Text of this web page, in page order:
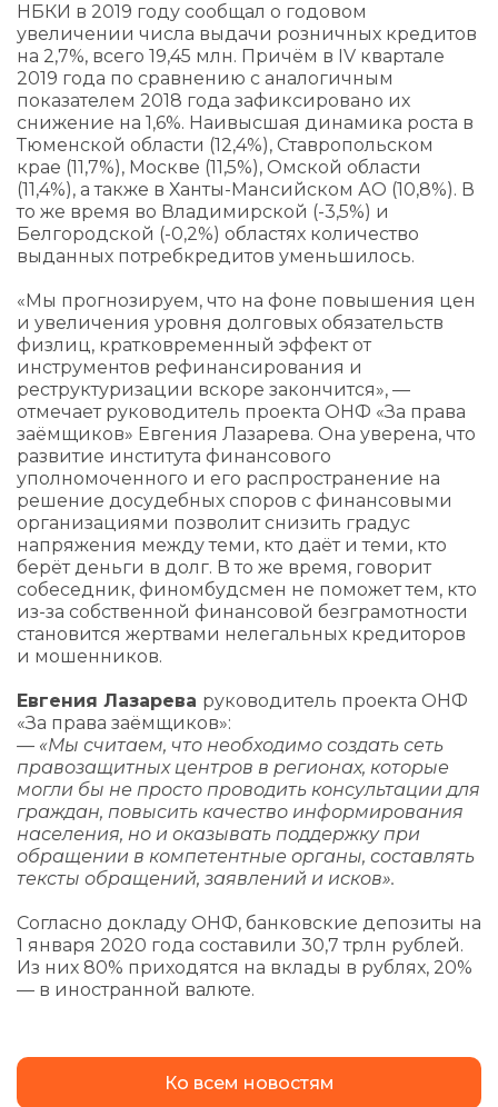
НБКИ в 2019 году сообщал о годовом
увеличении числа выдачи розничных кредитов
на 2,7%, всего 19,45 млн. Причём в IV квартале
2019 года по сравнению с аналогичным
показателем 2018 года зафиксировано их
снижение на 1,6%. Наивысшая динамика роста в
Тюменской области (12,4%), Ставропольском
крае (11,7%), Москве (11,5%), Омской области
(11,4%), а также в Ханты-Мансийском АО (10,8%). В
то же время во Владимирской (-3,5%) и
Белгородской (-0,2%) областях количество
выданных потребкредитов уменьшилось.
«Мы прогнозируем, что на фоне повышения цен
и увеличения уровня долговых обязательств
физлиц, кратковременный эффект от
инструментов рефинансирования и
реструктуризации вскоре закончится», —
отмечает руководитель проекта ОНФ «За права
заёмщиков» Евгения Лазарева. Она уверена, что
развитие института финансового
уполномоченного и его распространение на
решение досудебных споров с финансовыми
организациями позволит снизить градус
напряжения между теми, кто даёт и теми, кто
берёт деньги в долг. В то же время, говорит
собеседник, финомбудсмен не поможет тем, кто
из-за собственной финансовой безграмотности
становится жертвами нелегальных кредиторов
и мошенников.
Евгения Лазарева руководитель проекта ОНФ
«За права заёмщиков»:
— «Мы считаем, что необходимо создать сеть
правозащитных центров в регионах, которые
могли бы не просто проводить консультации для
граждан, повысить качество информирования
населения, но и оказывать поддержку при
обращении в компетентные органы, составлять
тексты обращений, заявлений и исков».
Согласно докладу ОНФ, банковские депозиты на
1 января 2020 года составили 30,7 трлн рублей.
Из них 80% приходятся на вклады в рублях, 20%
— в иностранной валюте.
Ко всем новостям